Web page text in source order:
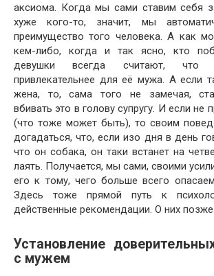
аксиома. Когда мы сами ставим себя
хуже кого-то, значит, мы
преимущество того человека. А как
кем-либо, когда и так ясно, кто
девушки всегда считают, что
привлекательнее для её мужа. А если
жена, то, сама того не замечая,
вбивать это в голову супругу. И если не
(что тоже может быть), то своим
догадаться, что, если изо дня в день
что он собака, он таки встанет на
лаять. Получается, мы сами, своими
его к тому, чего больше всего
Здесь тоже прямой путь к
действенные рекомендации. О них позже.
Установление
с мужем